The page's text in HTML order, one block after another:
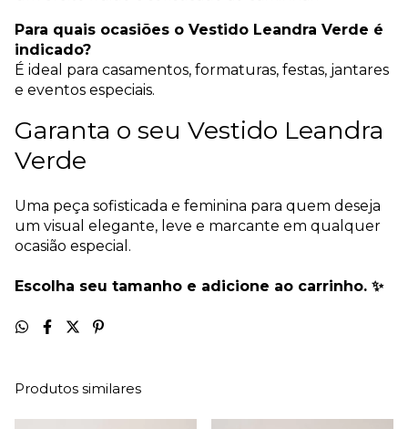
Para quais ocasiões o Vestido Leandra Verde é
indicado?
É ideal para casamentos, formaturas, festas, jantares
e eventos especiais.
Garanta o seu Vestido Leandra
Verde
Uma peça sofisticada e feminina para quem deseja
um visual elegante, leve e marcante em qualquer
ocasião especial.
Escolha seu tamanho e adicione ao carrinho. ✨
Produtos similares